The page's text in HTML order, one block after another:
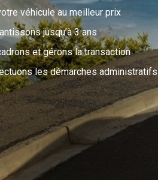
véhicule au meilleur prix
jusqu’à 3 ans
et gérons la transaction
les démarches administratifs